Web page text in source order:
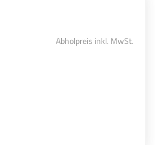
Abholpreis inkl. MwSt.